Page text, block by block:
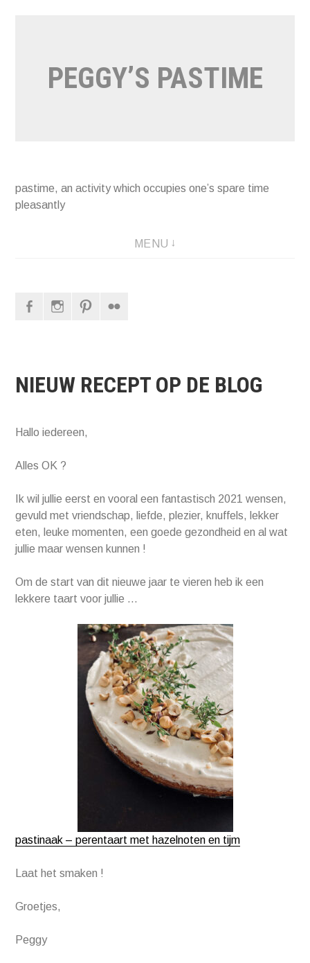
springenPEGGY’S PASTIME
pastime, an activity which occupies one’s spare time
pleasantly
MENU
FacebookInstagram
NIEUW RECEPT OP DE BLOG
Hallo iedereen,
Alles OK ?
Ik wil jullie eerst en vooral een fantastisch 2021 wensen,
gevuld met vriendschap, liefde, plezier, knuffels, lekker
eten, leuke momenten, een goede gezondheid en al wat
jullie maar wensen kunnen !
Om de start van dit nieuwe jaar te vieren heb ik een
lekkere taart voor jullie …
pastinaak – perentaart met hazelnoten en tijm
Laat het smaken !
Groetjes,
Peggy